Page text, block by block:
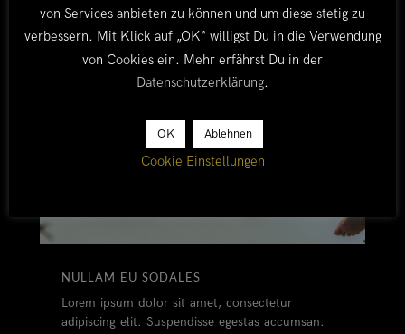
NULLAM EU SODALES
Lorem ipsum dolor sit amet, consectetur
adipiscing elit. Suspendisse egestas accumsan.
von Services anbieten zu können und um diese stetig zu
verbessern. Mit Klick auf „OK“ willigst Du in die Verwendung
von Cookies ein. Mehr erfährst Du in der
Datenschutzerklärung.
OK Ablehnen
Cookie Einstellungen